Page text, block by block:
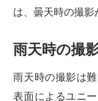
は、曇天時の撮影
雨天時の撮
雨天時の撮影は
表面によるユニ